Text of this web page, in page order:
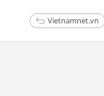
Vietnamnet.vn